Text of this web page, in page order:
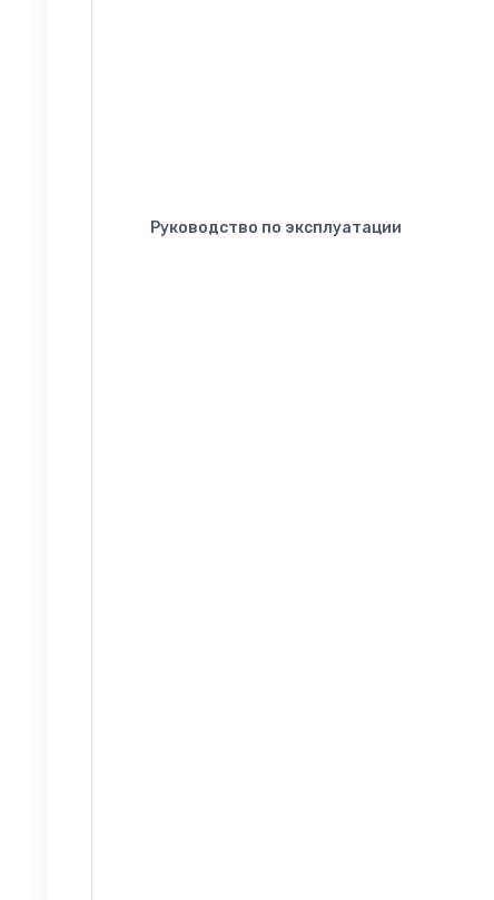
Руководство по эксплуатации